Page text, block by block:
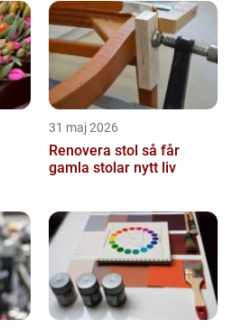
31 maj 2026
Renovera stol så får
gamla stolar nytt liv